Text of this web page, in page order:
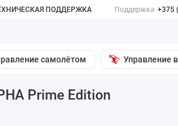
ПОДДЕРЖКА Поддержка +375
самолётом Управление
Prime Edition